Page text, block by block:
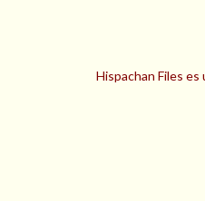
Hispachan Files